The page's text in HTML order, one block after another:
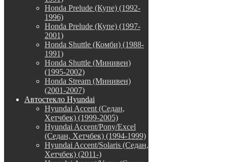
Honda Prelude (Купе) (1992-
1996)
Honda Prelude (Купе) (1997-
2001)
Honda Shuttle (Комби) (1988-
1991)
Honda Shuttle (Минивен)
(1995-2002)
Honda Stream (Минивен)
(2001-2007)
Автостекло Hyundai
Hyundai Accent (Седан,
Хетчбек) (1999-2005)
Hyundai Accent/Pony/Excel
(Седан, Хетчбек) (1994-1999)
Hyundai Accent/Solaris (Седан,
Хетчбек) (2011-)